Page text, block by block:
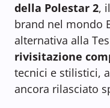
della Polestar 2,
brand nel mondo
alternativa alla
rivisitazione
tecnici e stilistici,
ancora rilasciato